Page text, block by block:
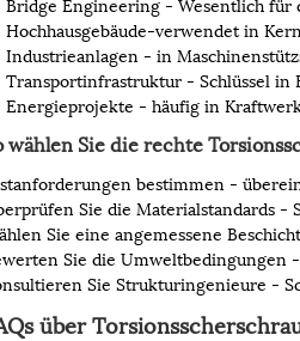
Hochhausgebäude-verwendet in
Industrieanlagen - in
Transportinfrastruktur - Schlüssel in
Energieprojekte - häufig in
wählen Sie die rechte
bestimmen -
Sie die Materialstandards -
Sie eine angemessene
Sie die Umweltbedingungen
Sie Strukturingenieure -
über